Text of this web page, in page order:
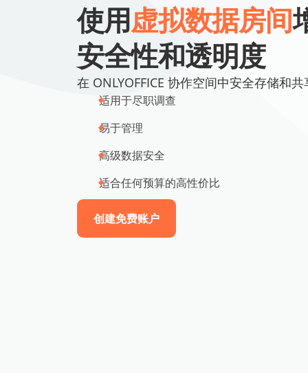
使用虚拟数据房间
安全性和透明度
在 ONLYOFFICE 协作空间中安全存储和
适用于尽职调查
易于管理
高级数据安全
适合任何预算的高性价比
创建免费账户